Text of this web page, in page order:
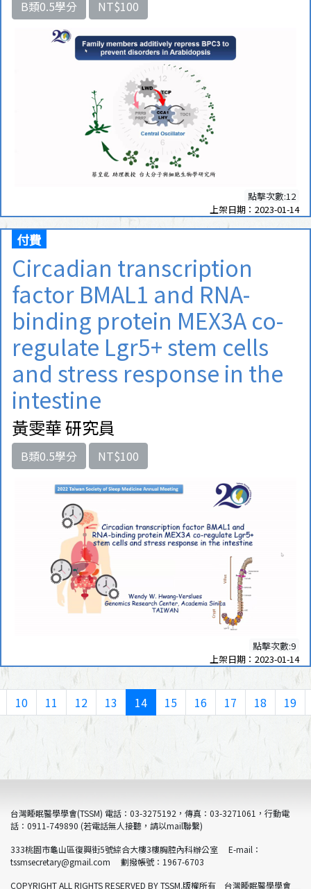
B類0.5學分 NT$100
點擊次數:12
上架日期：2023-01-14
付費
Circadian transcription
factor BMAL1 and RNA-
binding protein MEX3A co-
regulate Lgr5+ stem cells
and stress response in the
intestine
黃雯華 研究員
B類0.5學分 NT$100
點擊次數:9
上架日期：2023-01-14
10 11 12 13 14 15 16 17 18 19
台灣睡眠醫學學會(TSSM) 電話：03-3275192，傳真：03-3271061，行動電
話：0911-749890 (若電話無人接聽，請以mail聯繫)
333桃園市龜山區復興街5號綜合大樓3樓胸腔內科辦公室 E-mail：
tssmsecretary@gmail.com 劃撥帳號：1967-6703
COPYRIGHT ALL RIGHTS RESERVED BY TSSM.版權所有 台灣睡眠醫學學會